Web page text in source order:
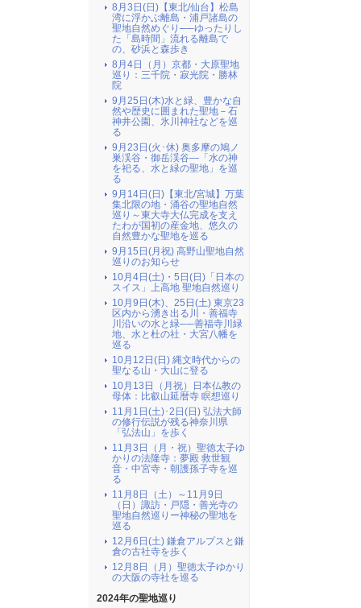
8月3日(日)【東北/仙台】松島
湾に浮かぶ離島・浦戸諸島の
聖地自然めぐり──ゆったりし
た「島時間」流れる離島で
の、砂浜と森歩き
8月4日（月）京都・大原聖地
巡り：三千院・寂光院・勝林
院
9月25日(木)水と緑、豊かな自
然や歴史に囲まれた聖地－石
神井公園、氷川神社などを巡
る
9月23日(火･休) 奥多摩の鳩ノ
巣渓谷・御岳渓谷―「水の神
を祀る、水と緑の聖地」を巡
る
9月14日(日)【東北/宮城】万葉
集北限の地・涌谷の聖地自然
巡り～東大寺大仏完成を支え
たわが国初の産金地、悠久の
自然豊かな聖地を巡る
9月15日(月祝) 高野山聖地自然
巡りのお知らせ
10月4日(土)・5日(日)「日本の
スイス」上高地 聖地自然巡り
10月9日(木)、25日(土) 東京23
区内から湧き出る川・善福寺
川沿いの水と緑──善福寺川緑
地、水と杜の社・大宮八幡を
巡る
10月12日(日) 縄文時代からの
聖なる山・大山に登る
10月13日（月祝）日本仏教の
母体：比叡山延暦寺 瞑想巡り
11月1日(土)･2日(日) 弘法大師
の修行伝説が残る神奈川県
「弘法山」を歩く
11月3日（月・祝）聖徳太子ゆ
かりの法隆寺：夢殿 救世観
音・中宮寺・朝護孫子寺を巡
る
11月8日（土）～11月9日
（日）諏訪・戸隠・善光寺の
聖地自然巡りー神秘の聖地を
巡る
12月6日(土) 鎌倉アルプスと鎌
倉の古社寺を歩く
12月8日（月）聖徳太子ゆかり
の大阪の寺社を巡る
2024年の聖地巡り